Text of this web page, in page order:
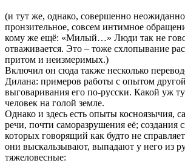
(и тут же, однако, совершенно
пронзительное, совсем интимное
кому же ещё: «Милый…» Люди так не
отваживается. Это – тоже схлопывание
притом и неизмеримых.)
Включил он сюда также несколько
Дилана: примеров работы с опытом
выговаривания его по-русски. Какой уж
человек на голой земле.
Однако и здесь есть опыты косноязычия,
речи, почти саморазрушения её; создания
которых говорящий как будто не
они выскальзывают, выпадают у него из
тяжеловесные: